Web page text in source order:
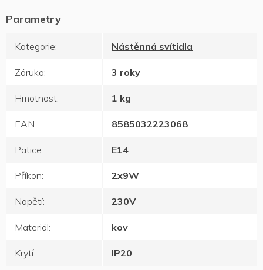
Kategorie: Nástěnná svítidla
Záruka: 3 roky
Hmotnost: 1 kg
EAN: 8585032223068
Patice: E14
Příkon: 2x9W
Napětí: 230V
Materiál: kov
Krytí: IP20